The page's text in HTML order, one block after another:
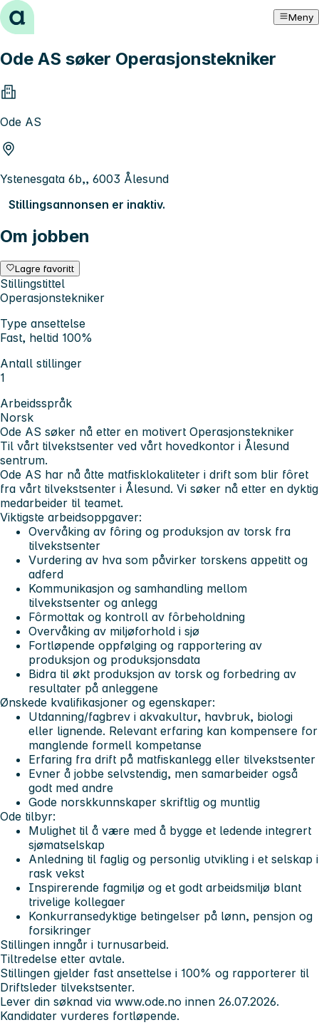
Hopp til innhold Meny
Ode AS søker Operasjonstekniker
Ode AS
Ystenesgata 6b,, 6003 Ålesund
Stillingsannonsen er inaktiv.
Om jobben
Lagre favoritt
Stillingstittel
Operasjonstekniker
Type ansettelse
Fast, heltid 100%
Antall stillinger
1
Arbeidsspråk
Norsk
Ode AS søker nå etter en motivert Operasjonstekniker
Til vårt tilvekstsenter ved vårt hovedkontor i Ålesund
sentrum.
Ode AS har nå åtte matfisklokaliteter i drift som blir fôret
fra vårt tilvekstsenter i Ålesund. Vi søker nå etter en dyktig
medarbeider til teamet.
Viktigste arbeidsoppgaver:
Overvåking av fôring og produksjon av torsk fra
tilvekstsenter
Vurdering av hva som påvirker torskens appetitt og
adferd
Kommunikasjon og samhandling mellom
tilvekstsenter og anlegg
Fôrmottak og kontroll av fôrbeholdning
Overvåking av miljøforhold i sjø
Fortløpende oppfølging og rapportering av
produksjon og produksjonsdata
Bidra til økt produksjon av torsk og forbedring av
resultater på anleggene
Ønskede kvalifikasjoner og egenskaper:
Utdanning/fagbrev i akvakultur, havbruk, biologi
eller lignende. Relevant erfaring kan kompensere for
manglende formell kompetanse
Erfaring fra drift på matfiskanlegg eller tilvekstsenter
Evner å jobbe selvstendig, men samarbeider også
godt med andre
Gode norskkunnskaper skriftlig og muntlig
Ode tilbyr:
Mulighet til å være med å bygge et ledende integrert
sjømatselskap
Anledning til faglig og personlig utvikling i et selskap i
rask vekst
Inspirerende fagmiljø og et godt arbeidsmiljø blant
trivelige kollegaer
Konkurransedyktige betingelser på lønn, pensjon og
forsikringer
Stillingen inngår i turnusarbeid.
Tiltredelse etter avtale.
Stillingen gjelder fast ansettelse i 100% og rapporterer til
Driftsleder tilvekstsenter.
Lever din søknad via www.ode.no innen 26.07.2026.
Kandidater vurderes fortløpende.